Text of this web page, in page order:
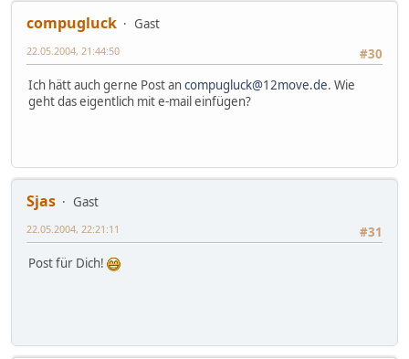
compugluck
Gast
#30
22.05.2004, 21:44:50
Ich hätt auch gerne Post ancompugluck@12move.de. Wie
geht das eigentlich mit e-mail einfügen?
Sjas
Gast
#31
22.05.2004, 22:21:11
Post für Dich!